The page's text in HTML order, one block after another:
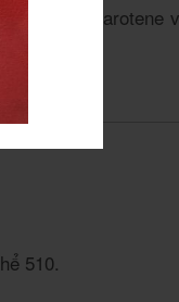
beta-carotene
510.